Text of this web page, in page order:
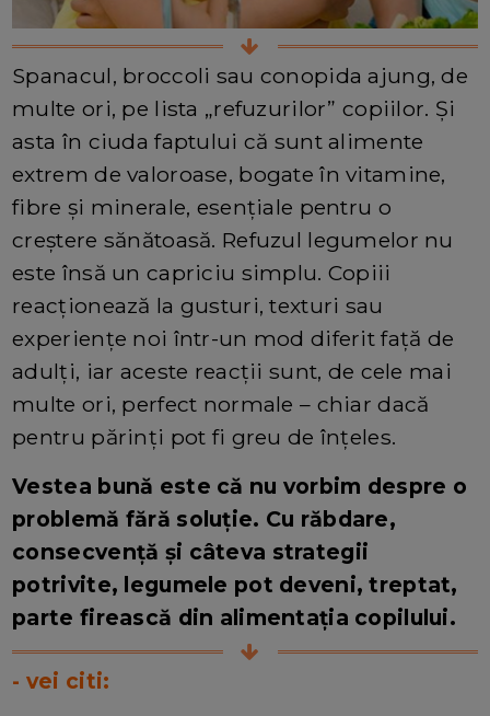
Spanacul, broccoli sau conopida ajung, de
multe ori, pe lista „refuzurilor” copiilor. Și
asta în ciuda faptului că sunt alimente
extrem de valoroase, bogate în vitamine,
fibre și minerale, esențiale pentru o
creștere sănătoasă. Refuzul legumelor nu
este însă un capriciu simplu. Copiii
reacționează la gusturi, texturi sau
experiențe noi într-un mod diferit față de
adulți, iar aceste reacții sunt, de cele mai
multe ori, perfect normale – chiar dacă
pentru părinți pot fi greu de înțeles.
Vestea bună este că nu vorbim despre o
problemă fără soluție. Cu răbdare,
consecvență și câteva strategii
potrivite, legumele pot deveni, treptat,
parte firească din alimentația copilului.
- vei citi: